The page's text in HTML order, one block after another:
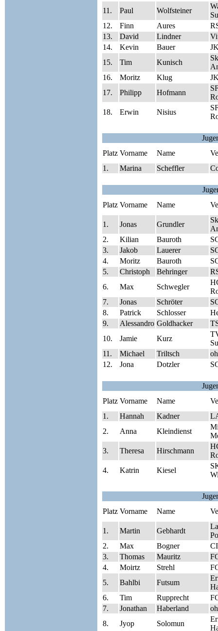
11.
Paul Wolfsteiner
12.
Finn Aures
13.
David Lindner
14.
Kevin Bauer
15.
Tim Kunisch
16.
Moritz Klug
17.
Philipp Hofmann
18.
Erwin Nisius
Platz Vorname Name
1.
Marina Scheffler
Platz Vorname Name
1. Jonas Grundler
2.
Kilian Bauroth
3.
Jakob Lauerer
4.
Moritz Bauroth
5.
Christoph Behringer
6.
Max Schwegler
7.
Jonas Schröter
8.
Patrick Schlosser
9.
Alessandro Goldhacker
10.
Jamie Kurz
11.
Michael Triltsch
12.
Jona Dotzler
Platz Vorname Name
1.
Hannah Kadner
2.
Anna Kleindienst
3.
Theresa Hirschmann
4.
Katrin Kiesel
Platz Vorname Name
1. Martin Gebhardt
2.
Max Bogner
3.
Thomas Mauritz
4.
Moirtz Strehl
5.
Bahlbi Futsum
6.
Tim Rupprecht
7.
Jonathan Haberland
8.
Jyop Solomun